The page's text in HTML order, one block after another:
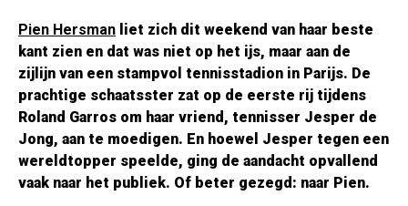
Pien Hersman liet zich dit weekend van haar beste
kant zien en dat was niet op het ijs, maar aan de
zijlijn van een stampvol tennisstadion in Parijs. De
prachtige schaatsster zat op de eerste rij tijdens
Roland Garros om haar vriend, tennisser Jesper de
Jong, aan te moedigen. En hoewel Jesper tegen een
wereldtopper speelde, ging de aandacht opvallend
vaak naar het publiek. Of beter gezegd: naar Pien.